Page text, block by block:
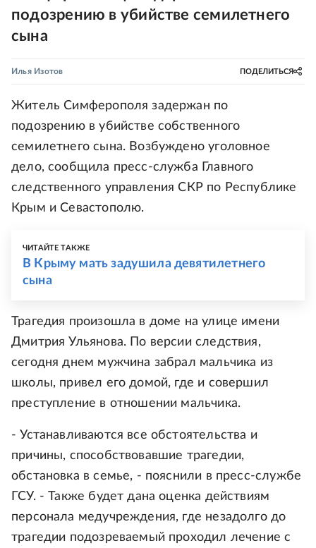
подозрению в убийстве семилетнего
сына
Илья Изотов ПОДЕЛИТЬСЯ
Житель Симферополя задержан по
подозрению в убийстве собственного
семилетнего сына. Возбуждено уголовное
дело, сообщила пресс-служба Главного
следственного управления СКР по Республике
Крым и Севастополю.
ЧИТАЙТЕ ТАКЖЕ
В Крыму мать задушила девятилетнего
сына
Трагедия произошла в доме на улице имени
Дмитрия Ульянова. По версии следствия,
сегодня днем мужчина забрал мальчика из
школы, привел его домой, где и совершил
преступление в отношении мальчика.
- Устанавливаются все обстоятельства и
причины, способствовавшие трагедии,
обстановка в семье, - пояснили в пресс-службе
ГСУ. - Также будет дана оценка действиям
персонала медучреждения, где незадолго до
трагедии подозреваемый проходил лечение с